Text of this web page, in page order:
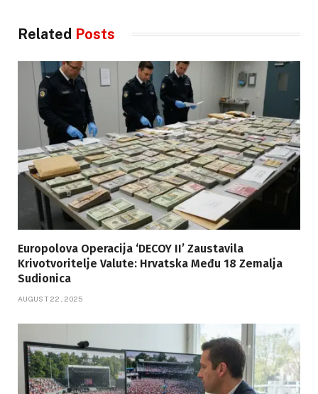
Related Posts
Europolova Operacija ‘DECOY II’ Zaustavila
Krivotvoritelje Valute: Hrvatska Među 18 Zemalja
Sudionica
AUGUST 22, 2025